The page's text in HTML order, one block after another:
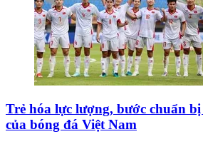
Trẻ hóa lực lượng, bước chuẩn
của bóng đá Việt Nam